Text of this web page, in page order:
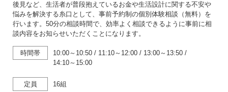
後見など、生活者が普段抱えているお金や生活設計に関する不安や
悩みを解決する糸口として、事前予約制の個別体験相談（無料）を
行います。50分の相談時間で、効率よく相談できるように事前に相
談内容をお知らせいただくことになります。
時間帯 10:00～10:50 / 11:10～12:00 / 13:00～13:50 /
14:10～15:00
定員 16組